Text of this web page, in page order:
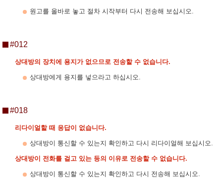
원고를 올바로 놓고 절차 시작부터 다시 전송해 보십시오.
#012
상대방의 장치에 용지가 없으므로 전송할 수 없습니다.
상대방에게 용지를 넣으라고 하십시오.
#018
리다이얼할 때 응답이 없습니다.
상대방이 통신할 수 있는지 확인하고 다시 리다이얼해 보십시오.
상대방이 전화를 걸고 있는 등의 이유로 전송할 수 없습니다.
상대방이 통신할 수 있는지 확인하고 다시 전송해 보십시오.